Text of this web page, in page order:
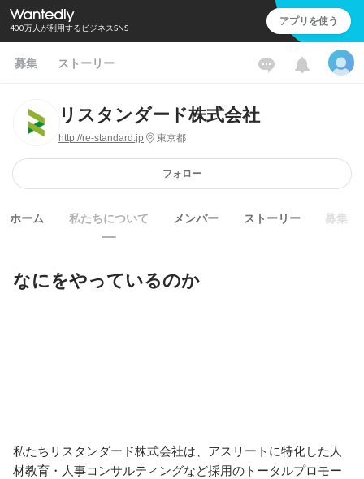
400万人が利用するビジネスSNS アプリを使う
募集 ストーリー
リスタンダード株式会社
http://re-standard.jp 東京都
フォロー
ホーム 私たちについて メンバー ストーリー 募集
なにをやっているのか
私たちリスタンダード株式会社は、アスリートに特化した人
材教育・人事コンサルティングなど採用のトータルプロモー